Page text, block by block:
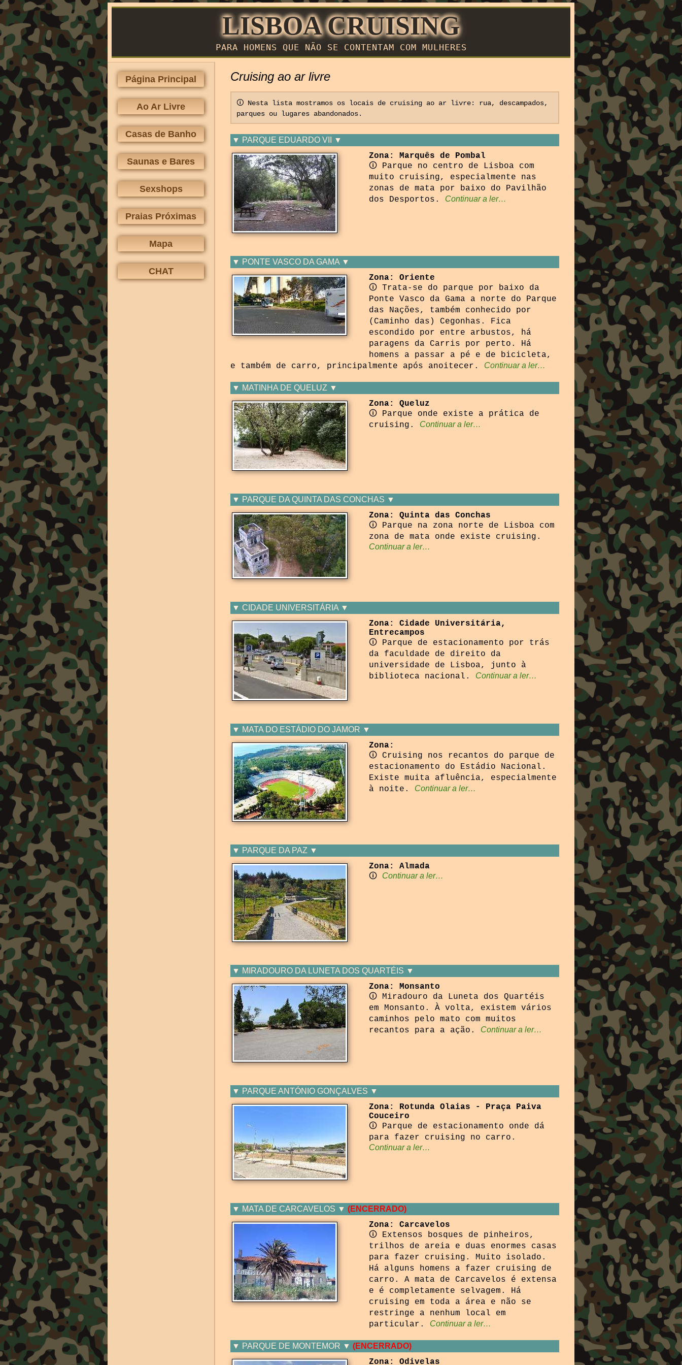
LISBOA CRUISING
PARA HOMENS QUE NÃO SE CONTENTAM COM MULHERES
Página Principal
Ao Ar Livre
Casas de Banho
Saunas e Bares
Sexshops
Praias Próximas
Mapa
CHAT
Cruising ao ar livre
🛈 Nesta lista mostramos os locais de cruising ao ar livre: rua, descampados,
parques ou lugares abandonados.
▼ PARQUE EDUARDO VII ▼
Zona: Marquês de Pombal
🛈 Parque no centro de Lisboa com
muito cruising, especialmente nas
zonas de mata por baixo do Pavilhão
dos Desportos.
Continuar a ler…
▼ PONTE VASCO DA GAMA ▼
Zona: Oriente
🛈 Trata-se do parque por baixo da
Ponte Vasco da Gama a norte do Parque
das Nações, também conhecido por
(Caminho das) Cegonhas. Fica
escondido por entre arbustos, há
paragens da Carris por perto. Há
homens a passar a pé e de bicicleta,
e também de carro, principalmente após anoitecer.
Continuar a ler…
▼ MATINHA DE QUELUZ ▼
Zona: Queluz
🛈 Parque onde existe a prática de
cruising.
Continuar a ler…
▼ PARQUE DA QUINTA DAS CONCHAS ▼
Zona: Quinta das Conchas
🛈 Parque na zona norte de Lisboa com
zona de mata onde existe cruising.
Continuar a ler…
▼ CIDADE UNIVERSITÁRIA ▼
Zona: Cidade Universitária,
Entrecampos
🛈 Parque de estacionamento por trás
da faculdade de direito da
universidade de Lisboa, junto à
biblioteca nacional.
Continuar a ler…
▼ MATA DO ESTÁDIO DO JAMOR ▼
Zona:
🛈 Cruising nos recantos do parque de
estacionamento do Estádio Nacional.
Existe muita afluência, especialmente
à noite.
Continuar a ler…
▼ PARQUE DA PAZ ▼
Zona: Almada
🛈 Continuar a ler…
▼ MIRADOURO DA LUNETA DOS QUARTÉIS ▼
Zona: Monsanto
🛈 Miradouro da Luneta dos Quartéis
em Monsanto. À volta, existem vários
caminhos pelo mato com muitos
recantos para a ação.
Continuar a ler…
▼ PARQUE ANTÓNIO GONÇALVES ▼
Zona: Rotunda Olaias - Praça Paiva
Couceiro
🛈 Parque de estacionamento onde dá
para fazer cruising no carro.
Continuar a ler…
▼ MATA DE CARCAVELOS ▼ (ENCERRADO)
Zona: Carcavelos
🛈 Extensos bosques de pinheiros,
trilhos de areia e duas enormes casas
para fazer cruising. Muito isolado.
Há alguns homens a fazer cruising de
carro. A mata de Carcavelos é extensa
e é completamente selvagem. Há
cruising em toda a área e não se
restringe a nenhum local em
particular.
Continuar a ler…
▼ PARQUE DE MONTEMOR ▼ (ENCERRADO)
Zona: Odivelas